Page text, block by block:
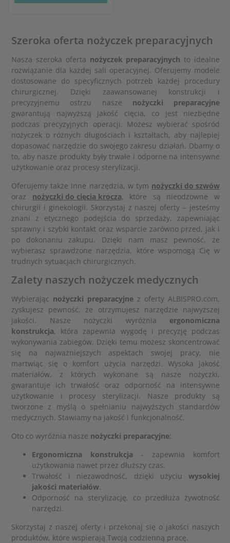
Szeroka oferta nożyczek preparacyjnych
Nasza szeroka oferta nożyczek preparacyjnych to idealne
rozwiązanie dla każdej sali operacyjnej. Oferujemy modele
dostosowane do specyficznych potrzeb każdej procedury
chirurgicznej. Dzięki zaawansowanej konstrukcji i
precyzyjnemu ostrzu nasze nożyczki preparacyjne
gwarantują najwyższą jakość cięcia, co jest niezbędne
podczas precyzyjnych operacji. Możesz wybierać spośród
nożyczek o różnych długościach i kształtach, aby najlepiej
dopasować narzędzie do swojego zakresu działań. Dbamy o
to, aby nasze produkty były trwałe i odporne na intensywne
użytkowanie oraz procesy sterylizacji.
Oferujemy także inne narzędzia, w tym nożyczki do szwów
oraz nożyczki do cięcia krocza, które są nieodzowne w
chirurgii i ginekologii. Skorzystaj z naszej oferty – jesteśmy
znani z etycznego podejścia do sprzedaży, zapewniając
sprawny i szybki kontakt oraz wsparcie zarówno przed, jak i
po dokonaniu zakupu. Dzięki nam masz pewność, że
wybierasz sprawdzone narzędzia, które wspomogą Cię w
trudnych sytuacjach chirurgicznych.
Zalety naszych nożyczek medycznych
Wybierając nożyczki preparacyjne z oferty ALBISPRO.com,
zyskujesz pewność, że otrzymujesz narzędzie najwyższej
jakości. Nasze nożyczki wyróżnia ergonomiczna
konstrukcja, która zapewnia wygodę i precyzję podczas
wykonywania zabiegów. Dzięki temu możesz skoncentrować
się na najważniejszych aspektach swojej pracy, nie
martwiąc się o komfort użycia narzędzi. Wysoka jakość
materiałów, z których wykonane są nasze nożyczki,
gwarantuje ich trwałość oraz odporność na intensywne
użytkowanie i procesy sterylizacji. Nasze produkty są
tworzone z myślą o spełnianiu najwyższych standardów
medycznych. Stawiamy na jakość i funkcjonalność.
Oto co wyróżnia nasze nożyczki preparacyjne:
Ergonomiczna konstrukcja - zapewnia komfort
użytkowania nawet przez dłuższy czas.
Trwałość i niezawodność, dzięki użyciu wysokiej
jakości materiałów.
Odporność na sterylizację, co przedłuża żywotność
narzędzi.
Skorzystaj z naszej oferty i przekonaj się o jakości naszych
produktów, które wspierają Twoją codzienną pracę.